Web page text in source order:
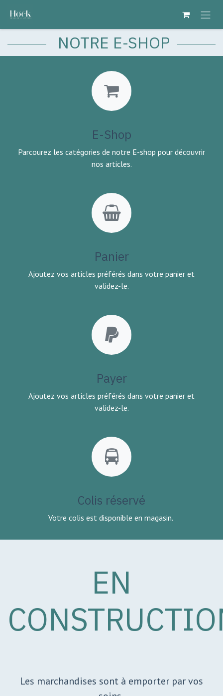
NOTRE E-SHOP
E-Shop
Parcourez les catégories de notre E-shop pour découvrir
nos articles.
Panier
Ajoutez vos articles préférés dans votre panier et
validez-le.
Payer
Ajoutez vos articles préférés dans votre panier et
validez-le.
Colis réservé
Votre colis est disponible en magasin.
EN
Les marchandises sont à emporter par vos